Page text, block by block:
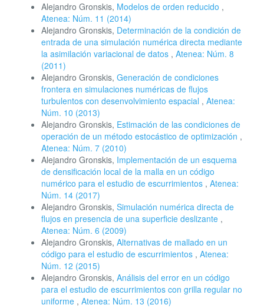
Alejandro Gronskis, Modelos de orden reducido ,
Atenea: Núm. 11 (2014)
Alejandro Gronskis, Determinación de la condición de
entrada de una simulación numérica directa mediante
la asimilación variacional de datos , Atenea: Núm. 8
(2011)
Alejandro Gronskis, Generación de condiciones
frontera en simulaciones numéricas de flujos
turbulentos con desenvolvimiento espacial , Atenea:
Núm. 10 (2013)
Alejandro Gronskis, Estimación de las condiciones de
operación de un método estocástico de optimización ,
Atenea: Núm. 7 (2010)
Alejandro Gronskis, Implementación de un esquema
de densificación local de la malla en un código
numérico para el estudio de escurrimientos , Atenea:
Núm. 14 (2017)
Alejandro Gronskis, Simulación numérica directa de
flujos en presencia de una superficie deslizante ,
Atenea: Núm. 6 (2009)
Alejandro Gronskis, Alternativas de mallado en un
código para el estudio de escurrimientos , Atenea:
Núm. 12 (2015)
Alejandro Gronskis, Análisis del error en un código
para el estudio de escurrimientos con grilla regular no
uniforme , Atenea: Núm. 13 (2016)